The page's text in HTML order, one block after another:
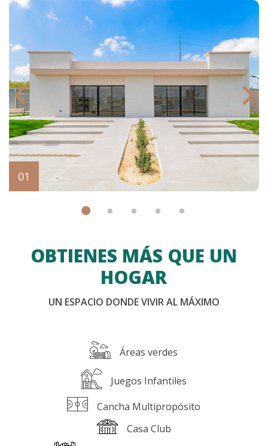
OBTIENES MÁS QUE UN
HOGAR
UN ESPACIO DONDE VIVIR AL MÁXIMO
Áreas verdes
Juegos Infantiles
Cancha Multipropósito
Casa Club